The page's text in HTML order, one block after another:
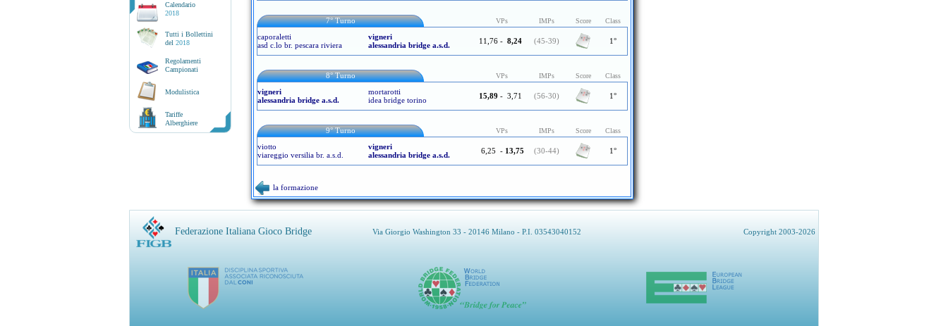
Calendario
2018
Tutti i Bollettini
del 2018
Regolamenti
Campionati
Modulistica
Tariffe
Alberghiere
7° Turno VPs IMPs Score Class
caporaletti
asd c.lo br. pescara riviera
vigneri
alessandria bridge a.s.d.
11,76 - 8,24 (45-39) 1°
8° Turno VPs IMPs Score Class
vigneri
alessandria bridge a.s.d.
mortarotti
idea bridge torino
15,89 - 3,71 (56-30) 1°
9° Turno VPs IMPs Score Class
viotto
viareggio versilia br. a.s.d.
vigneri
alessandria bridge a.s.d.
6,25 - 13,75 (30-44) 1°
la formazione
Federazione Italiana Gioco Bridge Via Giorgio Washington 33 - 20146 Milano - P.I. 03543040152 Copyright 2003-2026